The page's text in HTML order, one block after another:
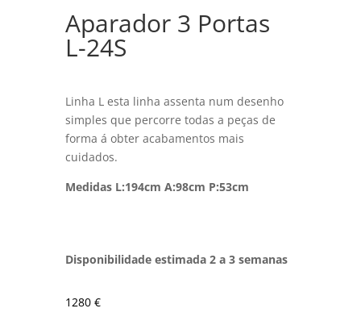
Aparador 3 Portas
L-24S
Linha L esta linha assenta num desenho
simples que percorre todas a peças de
forma á obter acabamentos mais
cuidados.
Medidas L:194cm A:98cm P:53cm
Disponibilidade estimada 2 a 3 semanas
1280 €